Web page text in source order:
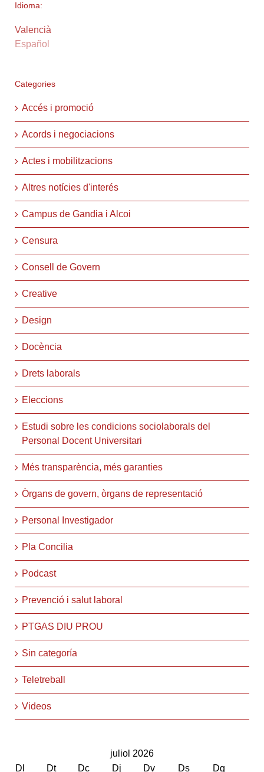
Idioma:
Valencià
Español
Categories
Accés i promoció
Acords i negociacions
Actes i mobilitzacions
Altres notícies d'interés
Campus de Gandia i Alcoi
Censura
Consell de Govern
Creative
Design
Docència
Drets laborals
Eleccions
Estudi sobre les condicions sociolaborals del
Personal Docent Universitari
Més transparència, més garanties
Òrgans de govern, òrgans de representació
Personal Investigador
Pla Concilia
Podcast
Prevenció i salut laboral
PTGAS DIU PROU
Sin categoría
Teletreball
Videos
juliol 2026
Dl
Dt Dc Dj Dv Ds Dg